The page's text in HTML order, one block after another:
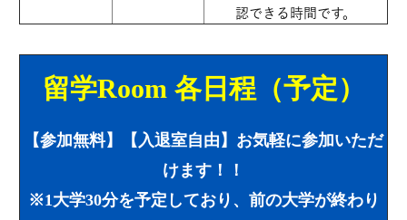
認できる時間です。
留学Room 各日程（予定）
【参加無料】【入退室自由】お気軽に参加いただ
けます！！
※1大学30分を予定しており、前の大学が終わり